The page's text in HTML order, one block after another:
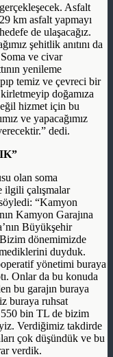
Asfalt
km asfalt yapmayı
de ulaşacağız.
şehitlik anıtını da
ve civar
yenileme
temiz ve çevreci bir
doğamıza
hizmet için bu
ve yapacağımız
dedi.
olan soma
ilgili çalışmalar
“Kamyon
Kamyon Garajına
Büyükşehir
dönemimizde
duyduk.
yönetimi buraya
Onlar da bu konuda
bu garajın buraya
buraya ruhsat
550 bin TL de bizim
Verdiğimiz takdirde
çok düşündük ve bu
verdik.